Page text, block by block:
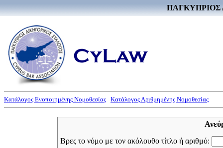
ΠΑΓΚΥΠΡΙΟΣ
Κατάλογος Ενοποιημένης Νομοθεσίας Κατάλογος Αριθμημένης Νομοθεσίας
Βρες το νόμο με τον ακόλουθο τίτλο ή αριθμό: